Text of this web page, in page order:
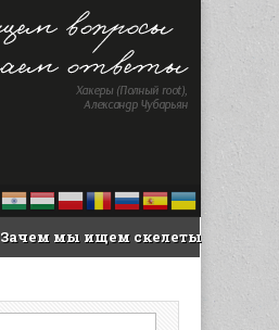
Зачем мы ищем скелеты